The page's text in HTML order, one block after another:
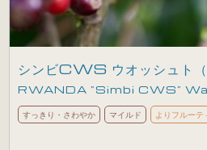
シンビCWS ウオッシュト（
RWANDA ”Simbi CWS”
すっきり・さわやか マイルド よりフルーテ